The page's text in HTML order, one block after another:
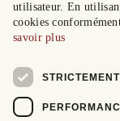
utilisateur. En
cookies
savoir plus